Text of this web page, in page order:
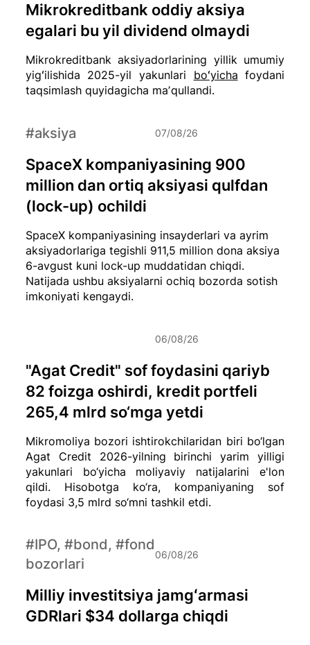
Mikrokreditbank aksiyadorlarining yillik umumiy
yigʻilishida 2025-yil yakunlari boʻyicha foydani
taqsimlash quyidagicha maʼqullandi.
Mikrokreditbank oddiy aksiya
egalari bu yil dividend olmaydi
SpaceX kompaniyasining insayderlari va ayrim
aksiyadorlariga tegishli 911,5 million dona aksiya
6-avgust kuni lock-up muddatidan chiqdi.
Natijada ushbu aksiyalarni ochiq bozorda sotish
imkoniyati kengaydi.
SpaceX kompaniyasining 900
million dan ortiq aksiyasi qulfdan
(lock-up) ochildi
#aksiya 07/08/26
Mikromoliya bozori ishtirokchilaridan biri bo‘lgan
Agat Credit 2026-yilning birinchi yarim yilligi
yakunlari bo‘yicha moliyaviy natijalarini e'lon
qildi. Hisobotga ko‘ra, kompaniyaning sof
foydasi 3,5 mlrd so‘mni tashkil etdi.
"Agat Credit" sof foydasini qariyb
82 foizga oshirdi, kredit portfeli
265,4 mlrd so‘mga yetdi
06/08/26
Milliy investitsiya jamgʻarmasi
GDRlari $34 dollarga chiqdi
#IPO, #bond, #fond
bozorlari
06/08/26